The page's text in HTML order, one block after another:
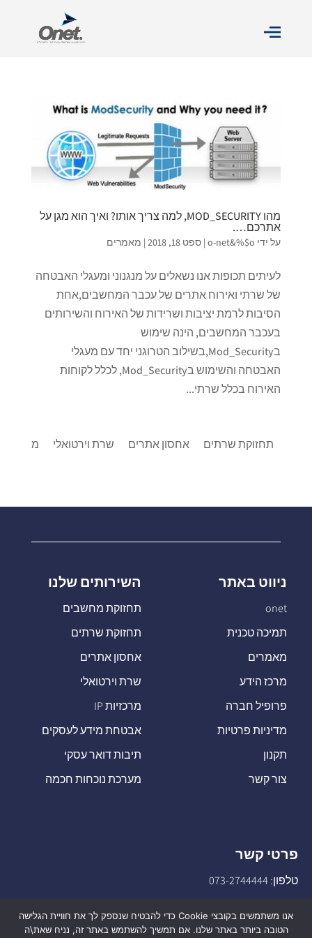
מהו MOD_SECURITY, למה צריך אותו? ואיך הוא מגן על
אתרכם….
על ידי o-net&%$o
| ספט 18, 2018 | מאמרים
לעיתים תכופות אנו נשאלים על מנגנוני ומעגלי האבטחה
של שרתי ואירוח אתרים של עכבר המחשבים,אחת
הסיבות לרמת יציבות ושרידות של האירוח והשירותים
בעכבר המחשבים, הינה שימוש
בMod_Security,בשילוב הטרוגני יחד עם מעגלי
האבטחה והשימוש בMod_Security, לכלל לקוחות
האירוח בכלל שרתי...
תחזוקת שרתים אחסון אתרים שרת וירטואלי מרכזיות IP
ניווט באתר
onet
תמיכה טכנית
מאמרים
מרכז הידע
פרופיל חברה
מדיניות פרטיות
תקנון
צור קשר
השירותים שלנו
תחזוקת מחשבים
תחזוקת שרתים
אחסון אתרים
שרת וירטואלי
מרכזיות IP
אבטחת מידע לעסקים
תיבות דואר עסקי
מערכת נוכחות חכמה
פרטי קשר
טלפון:073-2744444
אנו משתמשים בקובצי Cookie כדי להבטיח שנספק לך את חוויית הגלישה
הטובה ביותר באתר שלנו. אם תמשיך להשתמש באתר זה, נניח שאת\ה